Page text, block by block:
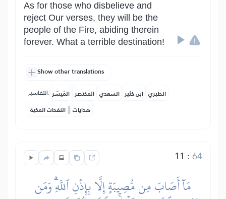
As for those who disbelieve and
reject Our verses, they will be the
people of the Fire, abiding therein
forever. What a terrible destination!
Show other translations
التفاسير: المُيسَّر المختصر السعدي ابن كثير الطبري
النفحات المكية | هدايات
11 :64
مَآ أَصَابَ مِن مُّصِيبَةٍ إِلَّا بِإِذۡنِ ٱللَّهِۗ وَمَن